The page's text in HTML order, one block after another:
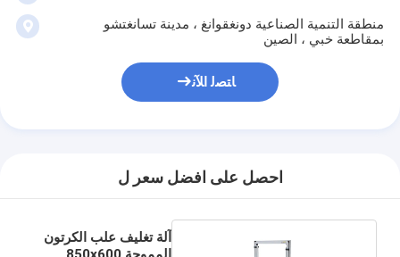
منطقة التنمية الصناعية دونغقوانغ ، مدينة تسانغتشو
بمقاطعة خبي ، الصين
ﺎﺘﺼﻟ ﺍﻶﻧ
احصل على افضل سعر ل
آلة تغليف علب الكرتون